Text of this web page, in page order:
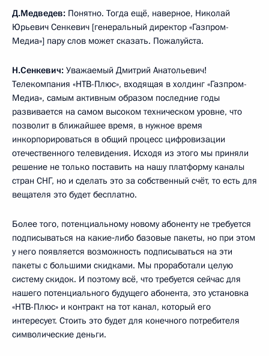
Д.Медведев: Понятно. Тогда ещё, наверное, Николай
Юрьевич Сенкевич [генеральный директор «Газпром-
Медиа»] пару слов может сказать. Пожалуйста.
Н.Сенкевич: Уважаемый Дмитрий Анатольевич!
Телекомпания «НТВ-Плюс», входящая в холдинг «Газпром-
Медиа», самым активным образом последние годы
развивается на самом высоком техническом уровне, что
позволит в ближайшее время, в нужное время
инкорпорироваться в общий процесс цифровизации
отечественного телевидения. Исходя из этого мы приняли
решение не только поставить на нашу платформу каналы
стран СНГ, но и сделать это за собственный счёт, то есть для
вещателя это будет бесплатно.
Более того, потенциальному новому абоненту не требуется
подписываться на какие‑либо базовые пакеты, но при этом
у него появляется возможность подписываться на эти
пакеты с большими скидками. Мы проработали целую
систему скидок. И поэтому всё, что требуется сейчас для
нашего потенциального будущего абонента, это установка
«НТВ-Плюс» и контракт на тот канал, который его
интересует. Стоить это будет для конечного потребителя
символические деньги.